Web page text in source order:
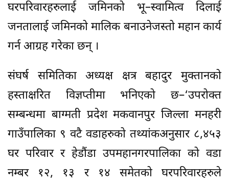
घरपरिवारहरुलाई जमिनको भू–स्वामित्व दिलाई
जनतालाई जमिनको मालिक बनाउनेजस्तो महान कार्य
गर्न आग्रह गरेका छन् ।
संघर्ष समितिका अध्यक्ष क्षत्र बहादुर मुक्तानको
हस्ताक्षरित विज्ञप्तीमा भनिएको छ–‘उपरोक्त
सम्बन्धमा बाग्मती प्रदेश मकवानपुर जिल्ला मनहरी
गाउँपालिका ९ वटै वडाहरुको तथ्यांकअनुसार ८,४५३
घर परिवार र हेडौंडा उपमहानगरपालिका को वडा
नम्बर १२, १३ र १४ समेतको घरपरिवारहरुले